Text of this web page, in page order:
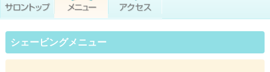
シェービングメニュー